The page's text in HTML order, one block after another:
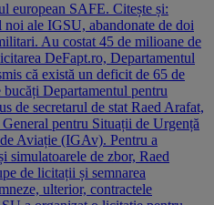
european SAFE. Citește și:
ale IGSU, abandonate de doi
Au costat 45 de milioane de
DeFapt.ro, Departamentul
că există un deficit de 65 de
Departamentul pentru
de secretarul de stat Raed Arafat,
pentru Situații de Urgență
Aviație (IGAv). Pentru a
simulatoarele de zbor, Raed
de licitații și semnarea
ulterior, contractele